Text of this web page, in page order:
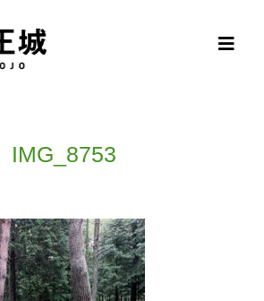
IMG_8753